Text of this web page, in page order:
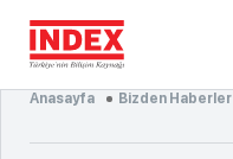
Anasayfa Bizden Haberler